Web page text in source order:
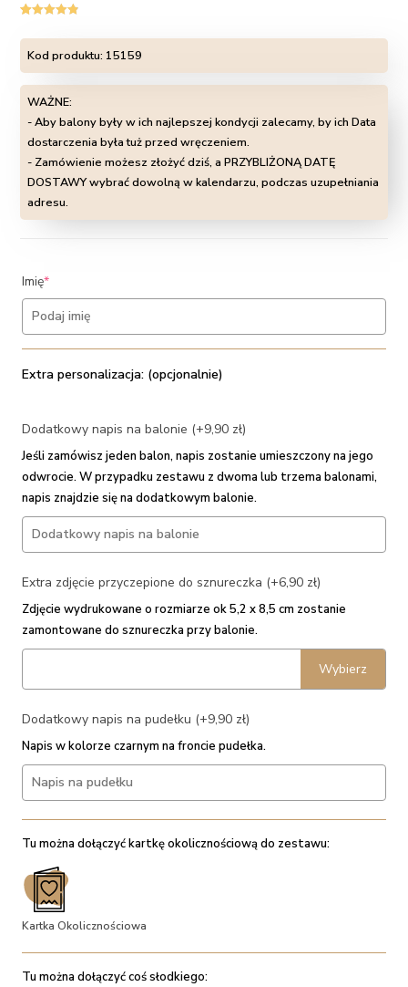
4.90
podstawie
klientów
Kod produktu: 15159
WAŻNE:
- Aby balony były w ich najlepszej kondycji zalecamy, by ich Data
dostarczenia była tuż przed wręczeniem.
- Zamówienie możesz złożyć dziś, a PRZYBLIŻONĄ DATĘ
DOSTAWY wybrać dowolną w kalendarzu, podczas uzupełniania
adresu.
Imię*(required)
Extra personalizacja: (opcjonalnie)
Dodatkowy napis na balonie (+9,90 zł)
Jeśli zamówisz jeden balon, napis zostanie umieszczony na jego
odwrocie. W przypadku zestawu z dwoma lub trzema balonami,
napis znajdzie się na dodatkowym balonie.
Extra zdjęcie przyczepione do sznureczka (+6,90 zł)
Zdjęcie wydrukowane o rozmiarze ok 5,2 x 8,5 cm zostanie
zamontowane do sznureczka przy balonie.
Wybierz
Dodatkowy napis na pudełku (+9,90 zł)
Napis w kolorze czarnym na froncie pudełka.
Tu można dołączyć kartkę okolicznościową do zestawu:
Kartka Okolicznościowa
Tu można dołączyć coś słodkiego: